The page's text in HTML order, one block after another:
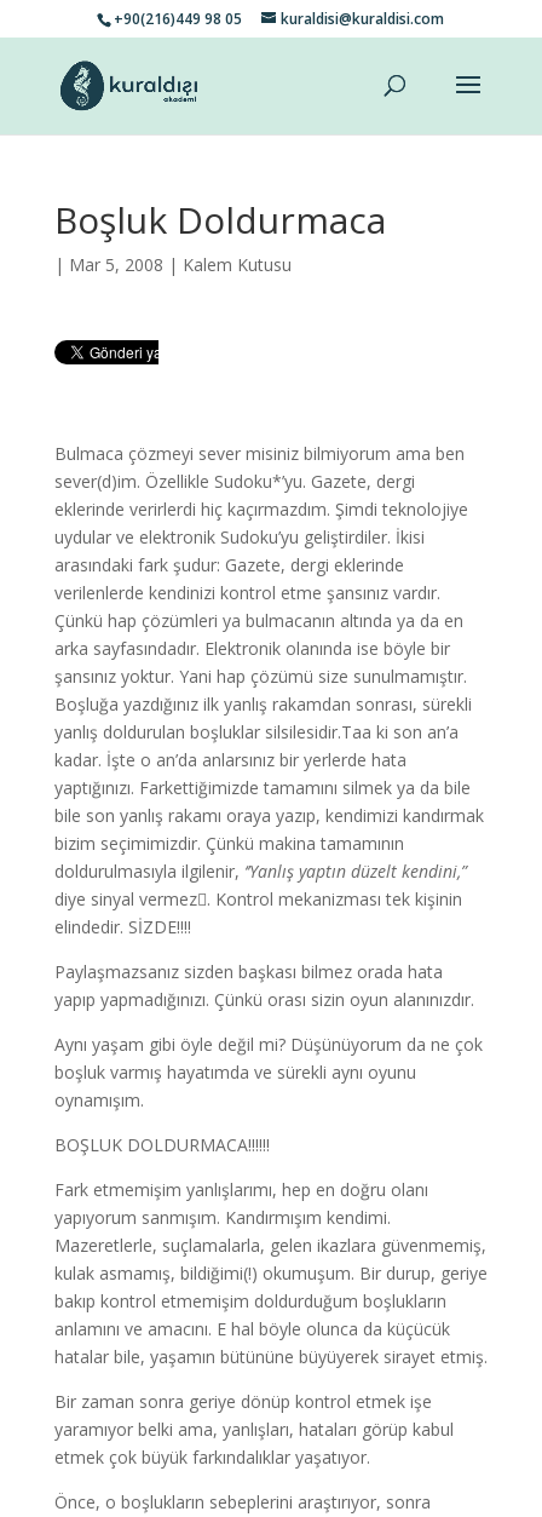
+90(216)449 98 05 kuraldisi@kuraldisi.com
Boşluk Doldurmaca
| Mar 5, 2008 | Kalem Kutusu
Bulmaca çözmeyi sever misiniz bilmiyorum ama ben
sever(d)im. Özellikle Sudoku*’yu. Gazete, dergi
eklerinde verirlerdi hiç kaçırmazdım. Şimdi teknolojiye
uydular ve elektronik Sudoku’yu geliştirdiler. İkisi
arasındaki fark şudur: Gazete, dergi eklerinde
verilenlerde kendinizi kontrol etme şansınız vardır.
Çünkü hap çözümleri ya bulmacanın altında ya da en
arka sayfasındadır. Elektronik olanında ise böyle bir
şansınız yoktur. Yani hap çözümü size sunulmamıştır.
Boşluğa yazdığınız ilk yanlış rakamdan sonrası, sürekli
yanlış doldurulan boşluklar silsilesidir.Taa ki son an’a
kadar. İşte o an’da anlarsınız bir yerlerde hata
yaptığınızı. Farkettiğimizde tamamını silmek ya da bile
bile son yanlış rakamı oraya yazıp, kendimizi kandırmak
bizim seçimimizdir. Çünkü makina tamamının
doldurulmasıyla ilgilenir, ‘’Yanlış yaptın düzelt kendini,”
diye sinyal vermez. Kontrol mekanizması tek kişinin
elindedir. SİZDE!!!!
Paylaşmazsanız sizden başkası bilmez orada hata
yapıp yapmadığınızı. Çünkü orası sizin oyun alanınızdır.
Aynı yaşam gibi öyle değil mi? Düşünüyorum da ne çok
boşluk varmış hayatımda ve sürekli aynı oyunu
oynamışım.
BOŞLUK DOLDURMACA!!!!!!
Fark etmemişim yanlışlarımı, hep en doğru olanı
yapıyorum sanmışım. Kandırmışım kendimi.
Mazeretlerle, suçlamalarla, gelen ikazlara güvenmemiş,
kulak asmamış, bildiğimi(!) okumuşum. Bir durup, geriye
bakıp kontrol etmemişim doldurduğum boşlukların
anlamını ve amacını. E hal böyle olunca da küçücük
hatalar bile, yaşamın bütününe büyüyerek sirayet etmiş.
Bir zaman sonra geriye dönüp kontrol etmek işe
yaramıyor belki ama, yanlışları, hataları görüp kabul
etmek çok büyük farkındalıklar yaşatıyor.
Önce, o boşlukların sebeplerini araştırıyor, sonra